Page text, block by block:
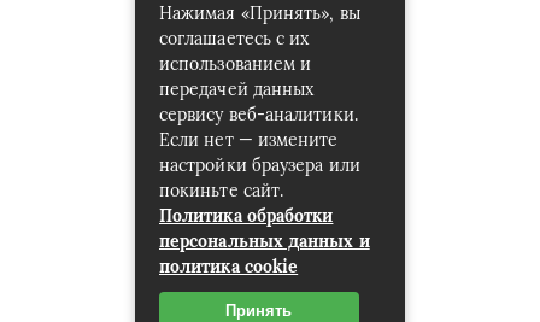
Нажимая «Принять», вы
соглашаетесь с их
использованием и
передачей данных
сервису веб-аналитики.
Если нет — измените
настройки браузера или
покиньте сайт.
Политика обработки
персональных данных и
политика cookie
Принять